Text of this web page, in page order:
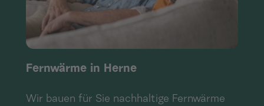
Fernwärme in Herne
Wir bauen für Sie nachhaltige Fernwärme